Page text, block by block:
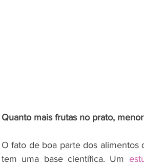
Quanto mais frutas no prato,
O fato de boa parte dos alimentos
tem uma base científica. Um